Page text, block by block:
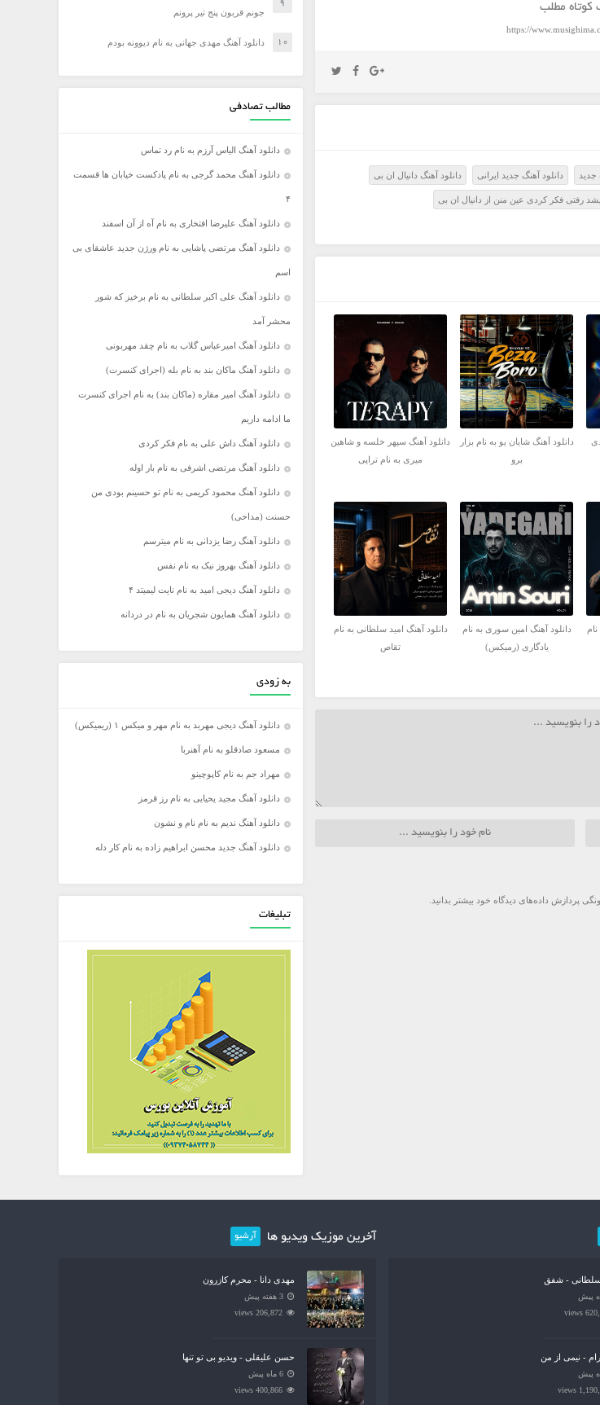
کوتاه مطلب
https://
جدید دانلود آهنگ جدید ایرانی دانلود آهنگ دانیال ان بی
رفتی فکر کردی عین منن از دانیال ان بی
دانلود آهنگ شایان یو به نام بزار
برو
دانلود آهنگ سپهر خلسه و شاهین
میری به نام تراپی
دانلود آهنگ امین سوری به نام
یادگاری (رمیکس)
دانلود آهنگ امید سلطانی به نام
تقاص
پردازش داده‌های دیدگاه خود بیشتر بدانید.
جونم قربون پنج تیر پرونم
دانلود آهنگ مهدی جهانی به نام دیوونه بودم
مطالب تصادفی
دانلود آهنگ الیاس آرزم به نام رد تماس
دانلود آهنگ محمد گرجی به نام پادکست خیابان ها قسمت
۴
دانلود آهنگ علیرضا افتخاری به نام آه از آن اسفند
دانلود آهنگ مرتضی پاشایی به نام ورژن جدید عاشقای بی
اسم
دانلود آهنگ علی اکبر سلطانی به نام برخیز که شور
محشر آمد
دانلود آهنگ امیرعباس گلاب به نام چقد مهربونی
دانلود آهنگ ماکان بند به نام بله (اجرای کنسرت)
دانلود آهنگ امیر مقاره (ماکان بند) به نام اجرای کنسرت
ما ادامه داریم
دانلود آهنگ داش علی به نام فکر کردی
دانلود آهنگ مرتضی اشرفی به نام بار اوله
دانلود آهنگ محمود کریمی به نام تو حسینم بودی من
حسنت (مداحی)
دانلود آهنگ رضا یزدانی به نام میترسم
دانلود آهنگ بهروز نیک به نام نفس
دانلود آهنگ دیجی امید به نام نایت لیمیتد ۴
دانلود آهنگ همایون شجریان به نام در دردانه
به زودی
دانلود آهنگ دیجی مهربد به نام مهر و میکس ۱ (ریمیکس)
مسعود صادقلو به نام آهنربا
مهراد جم به نام کاپوچینو
دانلود آهنگ مجید یحیایی به نام رز قرمز
دانلود آهنگ ندیم به نام نام و نشون
دانلود آهنگ جدید محسن ابراهیم زاده به نام کار دله
تبلیغات
- شفق
- نیمی از من
1,190,961
آخرین موزیک ویدیو ها آرشیو
مهدی دانا - محرم کازرون
3 هفته پیش
206,872 views
حسن علیقلی - ویدیو بی تو تنها
6 ماه پیش
400,866 views